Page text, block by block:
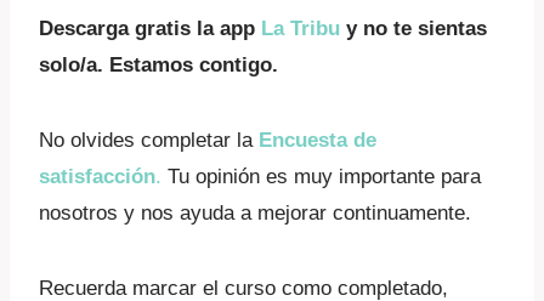
Descarga gratis la app La Tribu y no te sientas
solo/a. Estamos contigo.
No olvides completar la Encuesta de
satisfacción. Tu opinión es muy importante para
nosotros y nos ayuda a mejorar continuamente.
Recuerda marcar el curso como completado,